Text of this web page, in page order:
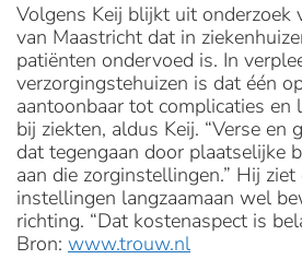
Volgens Keij blijkt uit onderzoek
van Maastricht dat in
patiënten ondervoed is. In
verzorgingstehuizen is dat één
aantoonbaar tot complicaties en
bij ziekten, aldus Keij. “Verse en
dat tegengaan door plaatselijke
aan die zorginstellingen.” Hij
instellingen langzaamaan wel
richting. “Dat kostenaspect is
Bron: www.trouw.nl